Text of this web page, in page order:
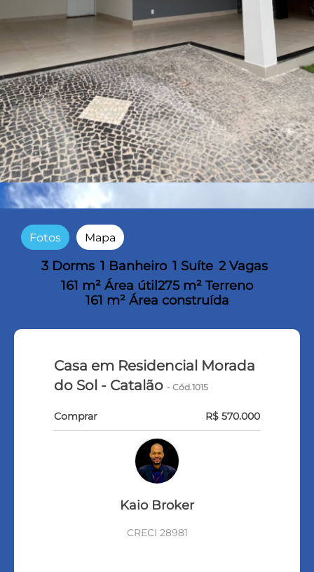
Fotos Mapa
3 Dorms 1 Banheiro 1 Suíte 2 Vagas
161 m² Área útil 275 m² Terreno
161 m² Área construída
Casa em Residencial Morada
do Sol - Catalão- Cód.1015
Comprar R$ 570.000
Kaio Broker
CRECI 28981